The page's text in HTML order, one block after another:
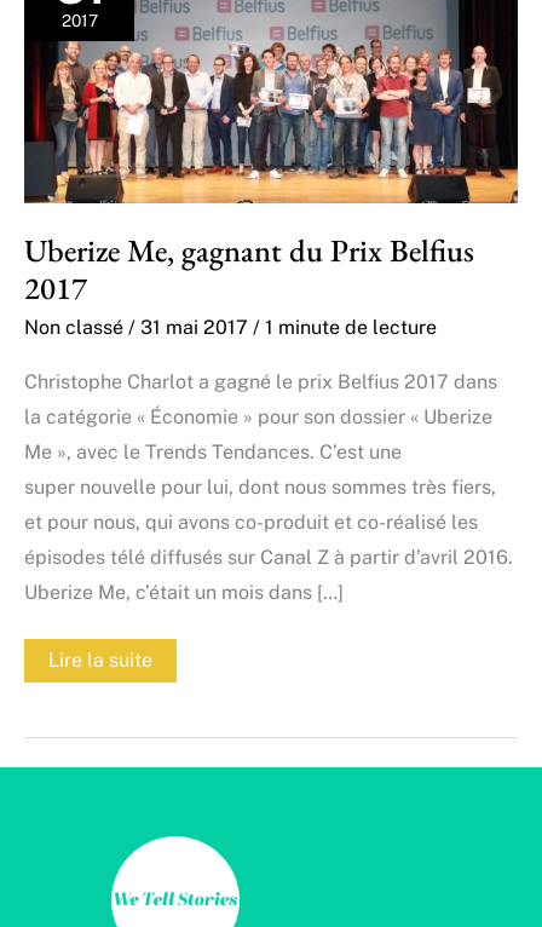
2017
Uberize Me, gagnant du Prix Belfius
2017
Non classé / 31 mai 2017 / 1 minute de lecture
Christophe Charlot a gagné le prix Belfius 2017 dans
la catégorie « Économie » pour son dossier « Uberize
Me », avec le Trends Tendances. C’est une
super nouvelle pour lui, dont nous sommes très fiers,
et pour nous, qui avons co-produit et co-réalisé les
épisodes télé diffusés sur Canal Z à partir d’avril 2016.
Uberize Me, c’était un mois dans […]
Uberize
Me,
Prix
Lire la suite